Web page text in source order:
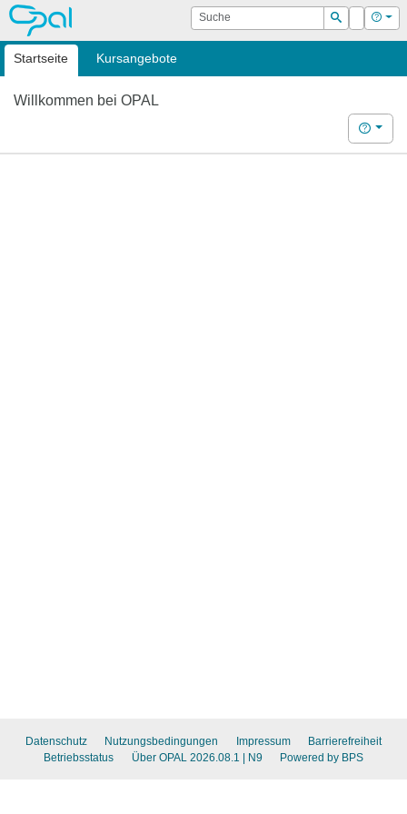
OPAL Suche
Suchen
Login Hilfe
Startseite Kursangebote
Willkommen bei OPAL
Hilfe
Datenschutz Nutzungsbedingungen Impressum
Barrierefreiheit
Betriebsstatus
Über OPAL 2026.08.1 | N9 Powered by BPS